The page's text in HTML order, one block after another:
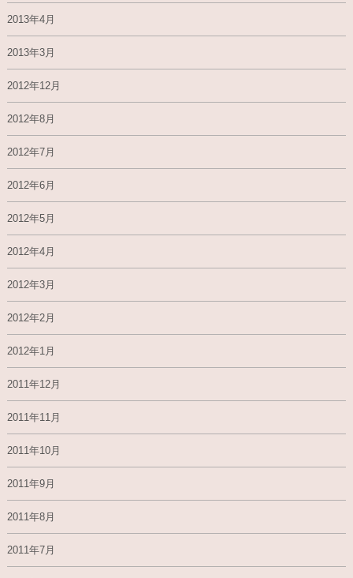
2013年4月
2013年3月
2012年12月
2012年8月
2012年7月
2012年6月
2012年5月
2012年4月
2012年3月
2012年2月
2012年1月
2011年12月
2011年11月
2011年10月
2011年9月
2011年8月
2011年7月